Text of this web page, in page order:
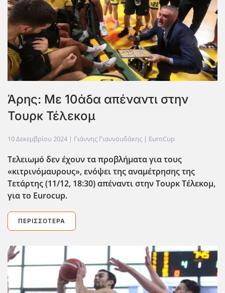
Άρης: Με 10άδα απέναντι στην
Τουρκ Τέλεκομ
10 Δεκεμβρίου 2024 | Γιάννης Γιαννουδάκης | EuroCup
Τελειωμό δεν έχουν τα προβλήματα για τους
«κιτρινόμαυρους», ενόψει της αναμέτρησης της
Τετάρτης (11/12, 18:30) απέναντι στην Τουρκ Τέλεκομ,
για το Eurocup.
ΠΕΡΙΣΣΌΤΕΡΑ